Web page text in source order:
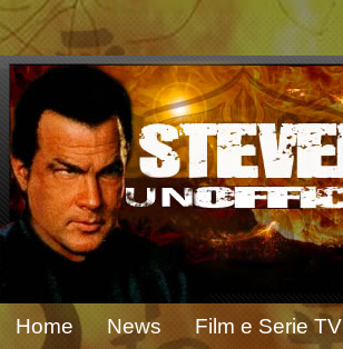
Home News Film e Serie TV